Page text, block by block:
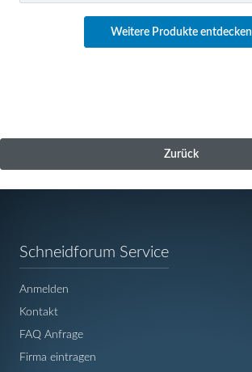
Weitere Produkte entdecken
Zurück
Schneidforum Service
Anmelden
Kontakt
FAQ Anfrage
Firma eintragen